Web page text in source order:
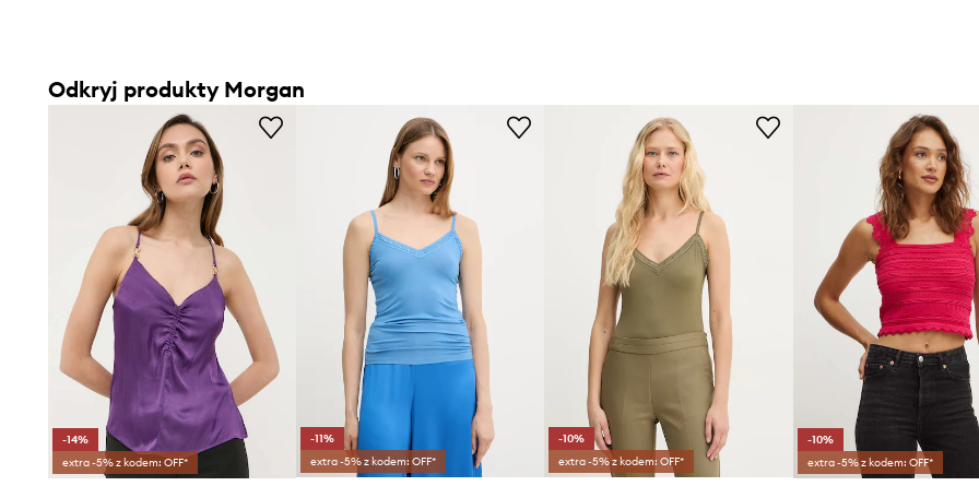
Odkryj produkty Morgan
-14%
extra -5% z kodem: OFF*
-11%
extra -5% z kodem: OFF*
-10%
extra -5% z kodem: OFF*
-10%
extra -5% z kodem: OFF*